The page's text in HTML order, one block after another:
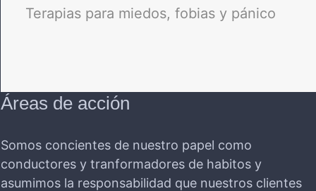
Terapias para miedos, fobias y pánico
Áreas de acción
Somos concientes de nuestro papel como
conductores y tranformadores de habitos y
asumimos la responsabilidad que nuestros clientes